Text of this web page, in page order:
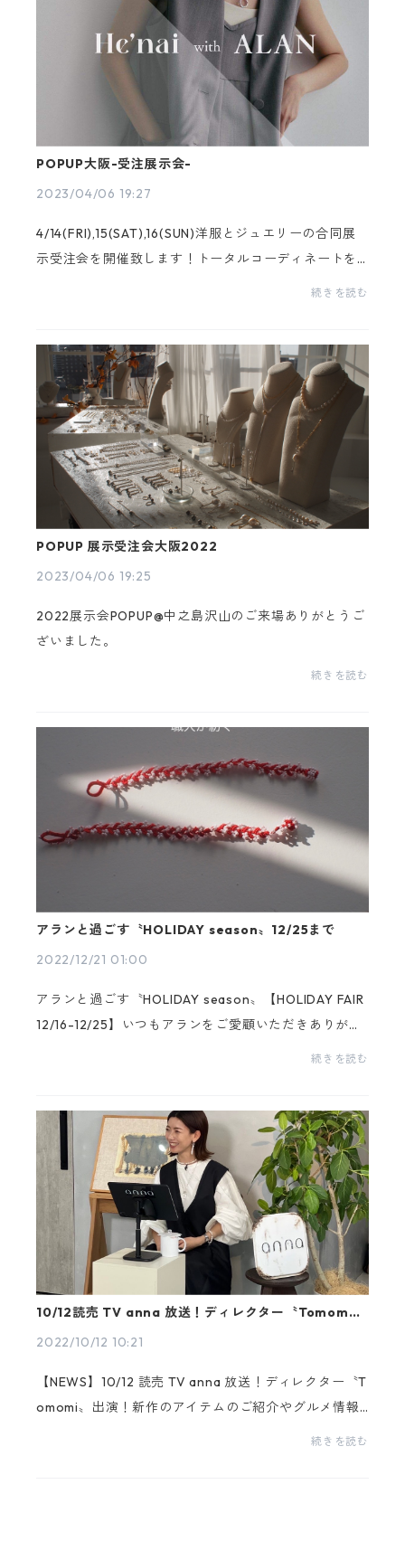
POPUP大阪-受注展示会-
2023/04/06 19:27
4/14(FRI),15(SAT),16(SUN)洋服とジュエリーの合同展
示受注会を開催致します！トータルコーディネートを
ご試着しながら楽しんでみませんか？どなたでもご予
続きを読む
POPUP 展示受注会大阪2022
2023/04/06 19:25
2022展示会POPUP@中之島沢山のご来場ありがとうご
ざいました。
続きを読む
アランと過ごす〝HOLIDAY season〟12/25まで
2022/12/21 01:00
アランと過ごす〝HOLIDAY season〟【HOLIDAY FAIR
12/16-12/25】いつもアランをご愛顧いただきありがと
うございますアランは創業して12月に10周年を迎えま
続きを読む
10/12読売 TV anna 放送！ディレクター〝Tomomi〟
2022/10/12 10:21
【NEWS】10/12 読売 TV anna 放送！ディレクター〝T
omomi〟出演！新作のアイテムのご紹介やグルメ情報
をお届けです。読売TVアナウンサー林まおさん、ネイ
続きを読む